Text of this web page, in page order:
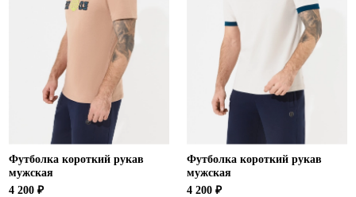
Футболка короткий рукав
мужская
4 200 ₽
Футболка короткий рукав
мужская
4 200 ₽